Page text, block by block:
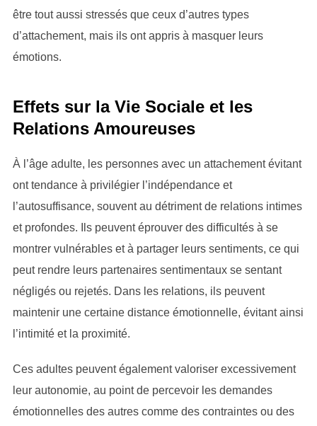
être tout aussi stressés que ceux d’autres types
d’attachement, mais ils ont appris à masquer leurs
émotions.
Effets sur la Vie Sociale et les
Relations Amoureuses
À l’âge adulte, les personnes avec un attachement évitant
ont tendance à privilégier l’indépendance et
l’autosuffisance, souvent au détriment de relations intimes
et profondes. Ils peuvent éprouver des difficultés à se
montrer vulnérables et à partager leurs sentiments, ce qui
peut rendre leurs partenaires sentimentaux se sentant
négligés ou rejetés. Dans les relations, ils peuvent
maintenir une certaine distance émotionnelle, évitant ainsi
l’intimité et la proximité.
Ces adultes peuvent également valoriser excessivement
leur autonomie, au point de percevoir les demandes
émotionnelles des autres comme des contraintes ou des